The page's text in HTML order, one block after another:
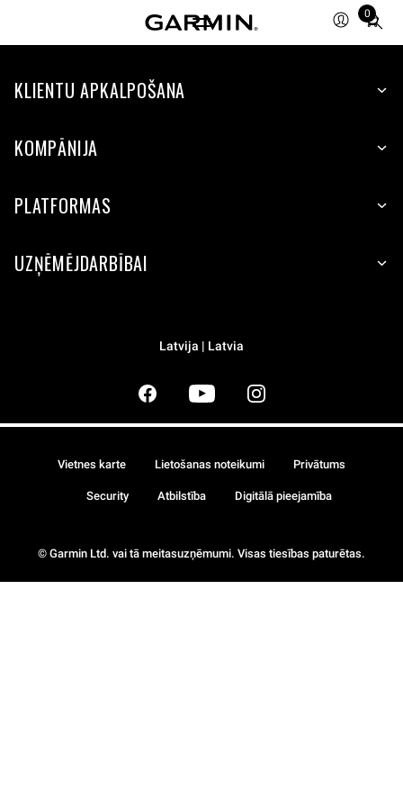
0
Total
items
cart:
KLIENTU APKALPOŠANA
KOMPĀNIJA
PLATFORMAS
UZŅĒMĒJDARBĪBAI
Latvija | Latvia
© Garmin Ltd. vai tā meitasuzņēmumi. Visas tiesības paturētas.
Vietnes karte Lietošanas noteikumi Privātums
Security Atbilstība Digitālā pieejamība